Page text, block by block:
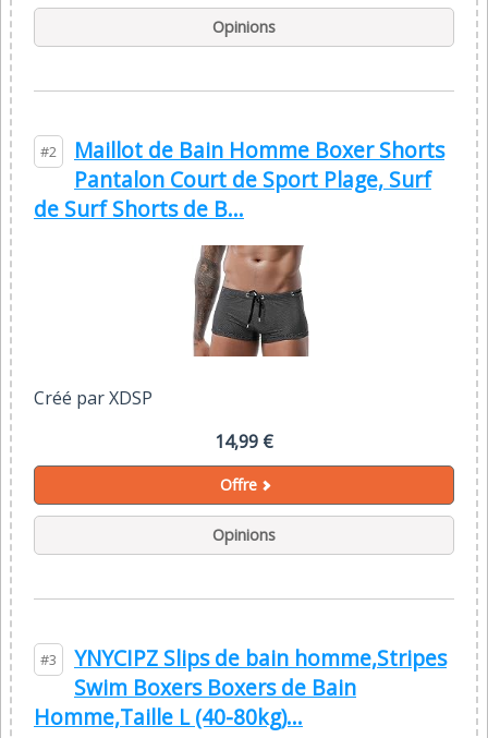
Opinions
#2
Maillot de Bain Homme Boxer Shorts
Pantalon Court de Sport Plage, Surf
de Surf Shorts de B...
Créé par XDSP
14,99 €
Offre
Opinions
#3
YNYCIPZ Slips de bain homme,Stripes
Swim Boxers Boxers de Bain
Homme,Taille L (40-80kg)...